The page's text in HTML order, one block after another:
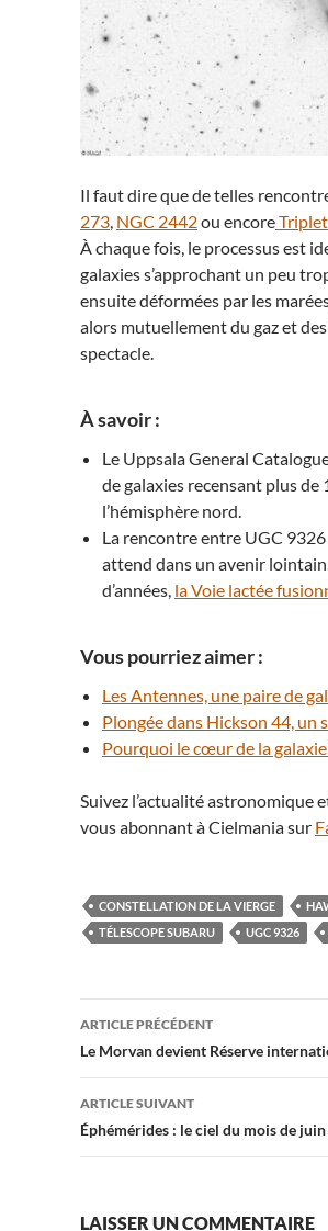
Il faut dire que de telles
273, NGC 2442ou encore
À chaque fois, le processus est
galaxies s’approchant un peu
ensuite déformées par les
alors mutuellement du gaz et
spectacle.
À savoir :
Le Uppsala General
de galaxies recensant plus de
l’hémisphère nord.
La rencontre entre UGC
attend dans un avenir
d’années, la Voie lactée
Vous pourriez aimer :
Les Antennes, une paire de
Plongée dans Hickson 44, un
Pourquoi le cœur de la
Suivez l’actualité astronomique
vous abonnant à Cielmania sur
CONSTELLATION DE LA VIERGE
TÉLESCOPE SUBARU
UGC 9326
Navigation
des
articles
ARTICLE PRÉCÉDENT
Le Morvan devient Réserve
ARTICLE SUIVANT
Éphémérides : le ciel du mois de
LAISSER UN COMMENTAIRE